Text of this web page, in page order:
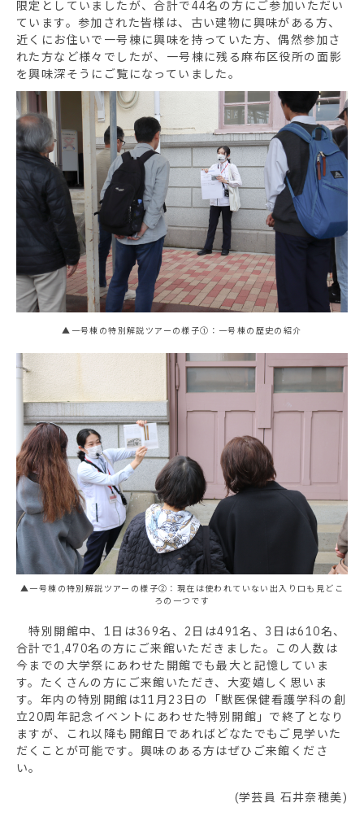
限定としていましたが、合計で44名の方にご参加いただい
ています。参加された皆様は、古い建物に興味がある方、
近くにお住いで一号棟に興味を持っていた方、偶然参加さ
れた方など様々でしたが、一号棟に残る麻布区役所の面影
を興味深そうにご覧になっていました。
▲一号棟の特別解説ツアーの様子①：一号棟の歴史の紹介
▲一号棟の特別解説ツアーの様子②：現在は使われていない出入り口も見どこ
ろの一つです
特別開館中、1日は369名、2日は491名、3日は610名、
合計で1,470名の方にご来館いただきました。この人数は
今までの大学祭にあわせた開館でも最大と記憶していま
す。たくさんの方にご来館いただき、大変嬉しく思いま
す。年内の特別開館は11月23日の「獣医保健看護学科の創
立20周年記念イベントにあわせた特別開館」で終了となり
ますが、これ以降も開館日であればどなたでもご見学いた
だくことが可能です。興味のある方はぜひご来館くださ
い。
(学芸員 石井奈穂美)